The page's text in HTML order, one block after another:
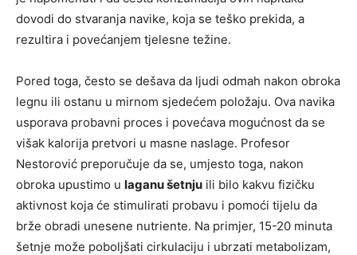
dovodi do stvaranja navike, koja se teško prekida, a
rezultira i povećanjem tjelesne težine.
Pored toga, često se dešava da ljudi odmah nakon obroka
legnu ili ostanu u mirnom sjedećem položaju. Ova navika
usporava probavni proces i povećava mogućnost da se
višak kalorija pretvori u masne naslage. Profesor
Nestorović preporučuje da se, umjesto toga, nakon
obroka upustimo u laganu šetnju ili bilo kakvu fizičku
aktivnost koja će stimulirati probavu i pomoći tijelu da
brže obradi unesene nutriente. Na primjer, 15-20 minuta
šetnje može poboljšati cirkulaciju i ubrzati metabolizam,